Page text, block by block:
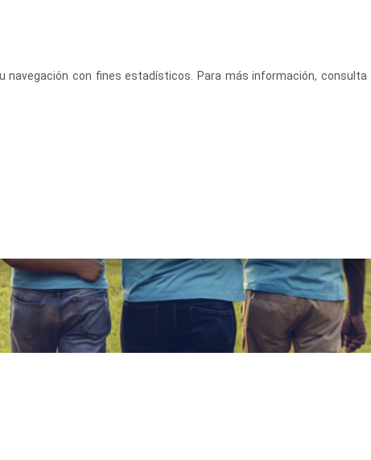
navegación con fines estadísticos. Para más información, consulta